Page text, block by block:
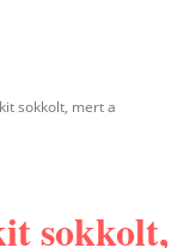
sokkolt, mert a
sokkolt,